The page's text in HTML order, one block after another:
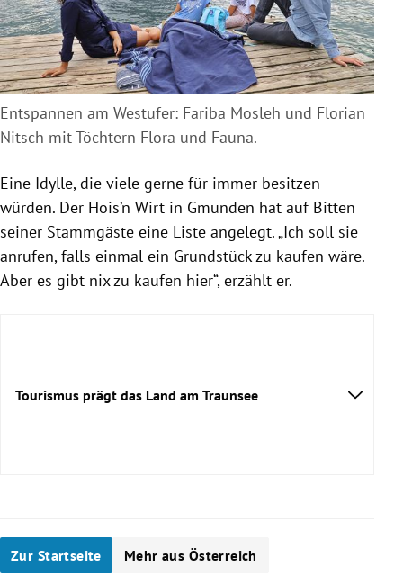
Entspannen am Westufer: Fariba Mosleh und Florian
Nitsch mit Töchtern Flora und Fauna.
Eine Idylle, die viele gerne für immer besitzen
würden. Der Hois’n Wirt in Gmunden hat auf Bitten
seiner Stammgäste eine Liste angelegt. „Ich soll sie
anrufen, falls einmal ein Grundstück zu kaufen wäre.
Aber es gibt nix zu kaufen hier“, erzählt er.
Tourismus prägt das Land am Traunsee
Zur Startseite Mehr aus Österreich